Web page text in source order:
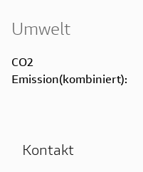
Umwelt
CO2
Emission(kombiniert):
Kontakt